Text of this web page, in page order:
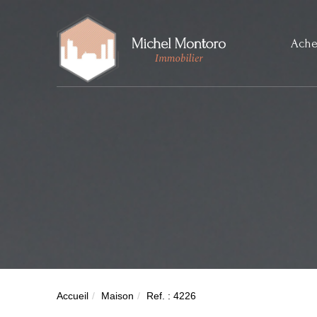
Accueil Maison Ref. : 4226